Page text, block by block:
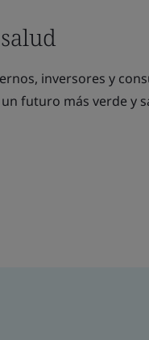
inversores y
futuro más verde y